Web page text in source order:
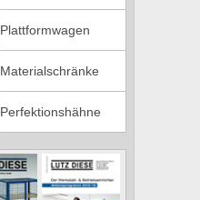
Plattformwagen
Materialschränke
Perfektionshähne